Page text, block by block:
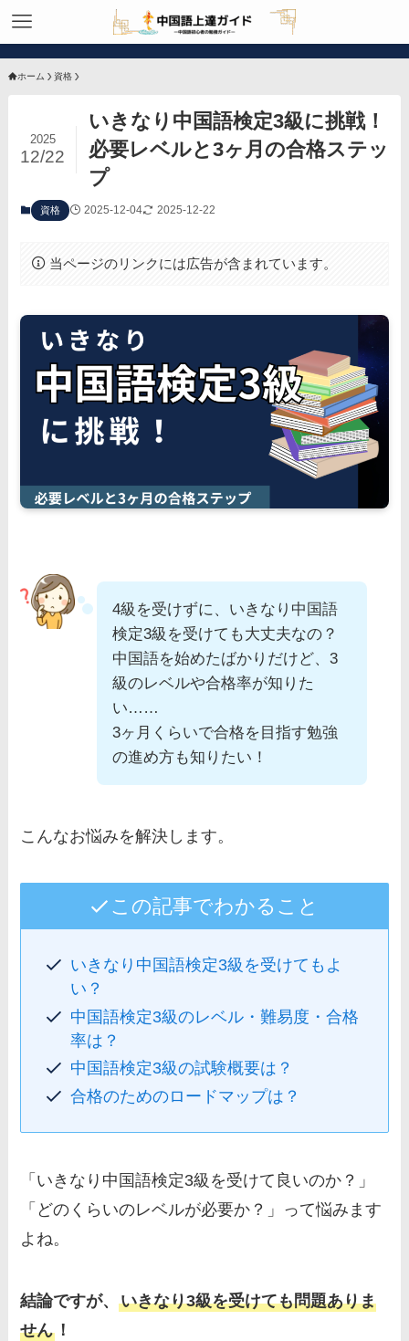
ホーム 資格
いきなり中国語検定3級に挑戦！
必要レベルと3ヶ月の合格ステッ
プ
2025
12/22
資格 2025-12-04 2025-12-22
当ページのリンクには広告が含まれています。
4級を受けずに、いきなり中国語
検定3級を受けても大丈夫なの？
中国語を始めたばかりだけど、3
級のレベルや合格率が知りた
い……
3ヶ月くらいで合格を目指す勉強
の進め方も知りたい！
こんなお悩みを解決します。
この記事でわかること
いきなり中国語検定3級を受けてもよ
い？
中国語検定3級のレベル・難易度・合格
率は？
中国語検定3級の試験概要は？
合格のためのロードマップは？
「いきなり中国語検定3級を受けて良いのか？」
「どのくらいのレベルが必要か？」って悩みます
よね。
結論ですが、いきなり3級を受けても問題ありま
せん ！